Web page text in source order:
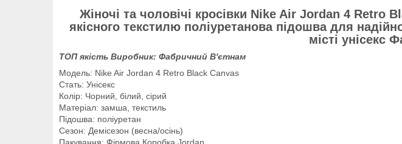
Жіночі та чоловічі кросівки Nike Air Jordan 4 Retro
якісного текстилю поліуретанова підошва для
місті унісекс
ТОП якість Виробник: Фабричний В'єтнам
Модель: Nike Air Jordan 4 Retro Black Canvas
Стать: Унісекс
Колір: Чорний, білий, сірий
Матеріал: замша, текстиль
Підошва: поліуретан
Сезон: Демісезон (весна/осінь)